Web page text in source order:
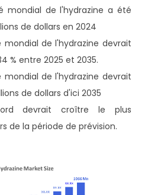
mondial de l'hydrazine a été
de dollars en 2024
de l'hydrazine devrait
% entre 2025 et 2035.
de l'hydrazine devrait
de dollars d'ici 2035
devrait croître le plus
de la période de prévision.